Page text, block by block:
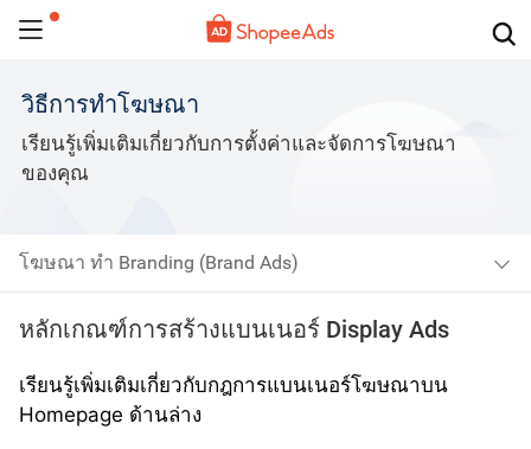
วิธีการทำโฆษณา
เรียนรู้เพิ่มเติมเกี่ยวกับการตั้งค่าและจัดการโฆษณา
ของคุณ
โฆษณา ทำ Branding (Brand Ads)
หลักเกณฑ์การสร้างแบนเนอร์ Display Ads
เรียนรู้เพิ่มเติมเกี่ยวกับกฎการแบนเนอร์โฆษณาบน
Homepage ด้านล่าง